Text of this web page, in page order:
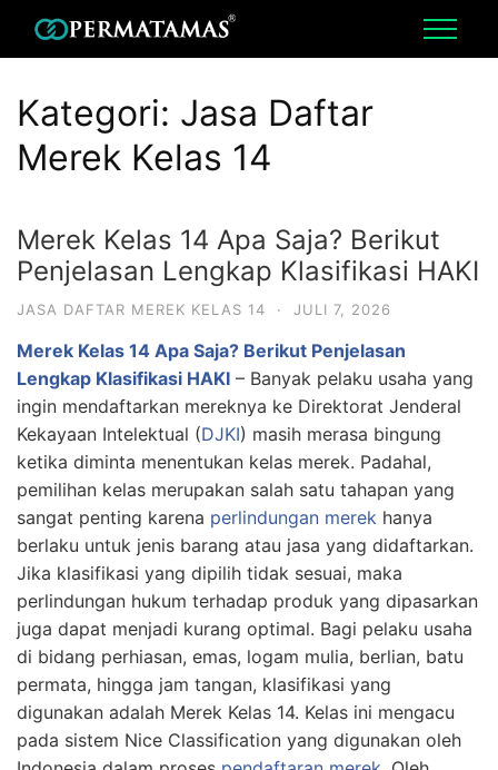
Kategori: Jasa Daftar
Merek Kelas 14
Merek Kelas 14 Apa Saja? Berikut
Penjelasan Lengkap Klasifikasi HAKI
JASA DAFTAR MEREK KELAS 14 · JULI 7, 2026
Merek Kelas 14 Apa Saja? Berikut Penjelasan
Lengkap Klasifikasi HAKI – Banyak pelaku usaha yang
ingin mendaftarkan mereknya ke Direktorat Jenderal
Kekayaan Intelektual (DJKI) masih merasa bingung
ketika diminta menentukan kelas merek. Padahal,
pemilihan kelas merupakan salah satu tahapan yang
sangat penting karena perlindungan merek hanya
berlaku untuk jenis barang atau jasa yang didaftarkan.
Jika klasifikasi yang dipilih tidak sesuai, maka
perlindungan hukum terhadap produk yang dipasarkan
juga dapat menjadi kurang optimal. Bagi pelaku usaha
di bidang perhiasan, emas, logam mulia, berlian, batu
permata, hingga jam tangan, klasifikasi yang
digunakan adalah Merek Kelas 14. Kelas ini mengacu
pada sistem Nice Classification yang digunakan oleh